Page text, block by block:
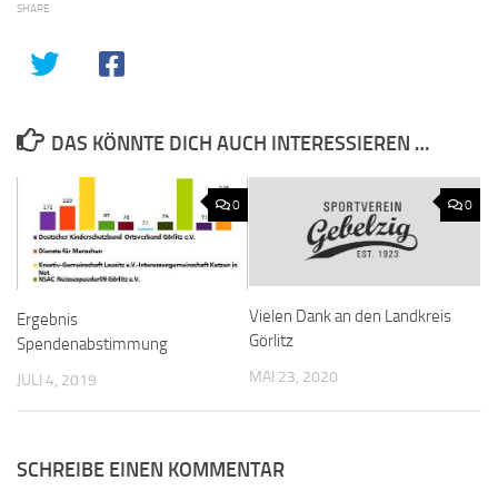
SHARE
DAS KÖNNTE DICH AUCH INTERESSIEREN …
0
Ergebnis
Spendenabstimmung
JULI 4, 2019
0
Vielen Dank an den Landkreis
Görlitz
MAI 23, 2020
SCHREIBE EINEN KOMMENTAR